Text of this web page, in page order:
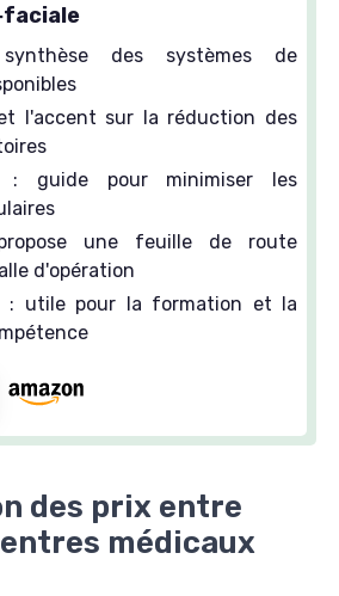
des systèmes de
l'accent sur la réduction des
: guide pour minimiser les
une feuille de route
d'opération
: utile pour la formation et la
des prix entre
médicaux